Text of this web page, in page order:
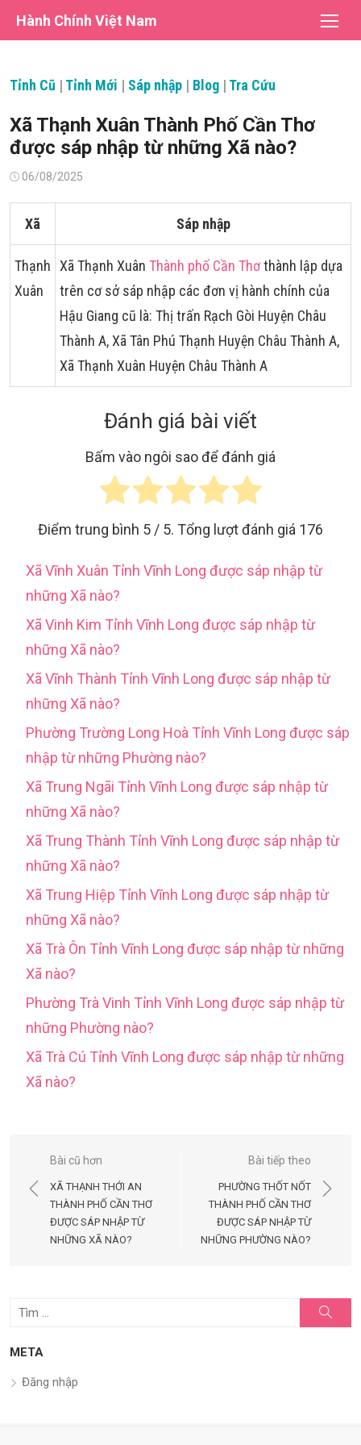
Hành Chính Việt Nam
Tỉnh Cũ | Tỉnh Mới | Sáp nhập | Blog | Tra Cứu
Xã Thạnh Xuân Thành Phố Cần Thơ
được sáp nhập từ những Xã nào?
Đăng06/08/2025
Xã Sáp nhập
Thạnh
Xuân
Xã Thạnh Xuân Thành phố Cần Thơthành lập dựa
trên cơ sở sáp nhập các đơn vị hành chính của
Hậu Giang cũ là: Thị trấn Rạch Gòi Huyện Châu
Thành A, Xã Tân Phú Thạnh Huyện Châu Thành A,
Xã Thạnh Xuân Huyện Châu Thành A
Đánh giá bài viết
Bấm vào ngôi sao để đánh giá
Điểm trung bình 5 / 5. Tổng lượt đánh giá 176
Xã Vĩnh Xuân Tỉnh Vĩnh Long được sáp nhập từ
những Xã nào?
Xã Vinh Kim Tỉnh Vĩnh Long được sáp nhập từ
những Xã nào?
Xã Vĩnh Thành Tỉnh Vĩnh Long được sáp nhập từ
những Xã nào?
Phường Trường Long Hoà Tỉnh Vĩnh Long được sáp
nhập từ những Phường nào?
Xã Trung Ngãi Tỉnh Vĩnh Long được sáp nhập từ
những Xã nào?
Xã Trung Thành Tỉnh Vĩnh Long được sáp nhập từ
những Xã nào?
Xã Trung Hiệp Tỉnh Vĩnh Long được sáp nhập từ
những Xã nào?
Xã Trà Ôn Tỉnh Vĩnh Long được sáp nhập từ những
Xã nào?
Phường Trà Vinh Tỉnh Vĩnh Long được sáp nhập từ
những Phường nào?
Xã Trà Cú Tỉnh Vĩnh Long được sáp nhập từ những
Xã nào?
Điều
hướng
bài
viết
Bài cũ hơn
XÃ THẠNH THỚI AN
THÀNH PHỐ CẦN THƠ
ĐƯỢC SÁP NHẬP TỪ
NHỮNG XÃ NÀO?
Bài tiếp theo
PHƯỜNG THỐT NỐT
THÀNH PHỐ CẦN THƠ
ĐƯỢC SÁP NHẬP TỪ
NHỮNG PHƯỜNG NÀO?
Tìm
quả
kiếm
META
Đăng nhập